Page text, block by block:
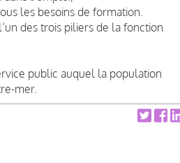
les besoins de formation.
des trois piliers de la fonction
public auquel la population
mer.